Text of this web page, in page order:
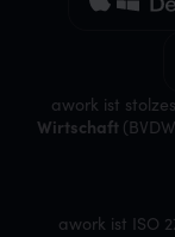
awork ist ISO
awork ist
Wirtschaft